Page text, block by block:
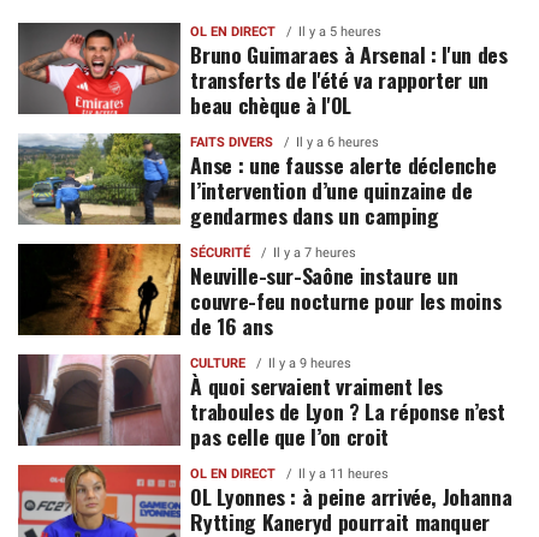
OL EN DIRECT Il y a 5 heures
Bruno Guimaraes à Arsenal : l'un des
transferts de l'été va rapporter un
beau chèque à l'OL
FAITS DIVERS Il y a 6 heures
Anse : une fausse alerte déclenche
l’intervention d’une quinzaine de
gendarmes dans un camping
SÉCURITÉ Il y a 7 heures
Neuville-sur-Saône instaure un
couvre-feu nocturne pour les moins
de 16 ans
CULTURE Il y a 9 heures
À quoi servaient vraiment les
traboules de Lyon ? La réponse n’est
pas celle que l’on croit
OL EN DIRECT Il y a 11 heures
OL Lyonnes : à peine arrivée, Johanna
Rytting Kaneryd pourrait manquer